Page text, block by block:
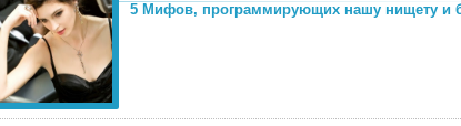
5 Мифов, программирующих нашу нищету и